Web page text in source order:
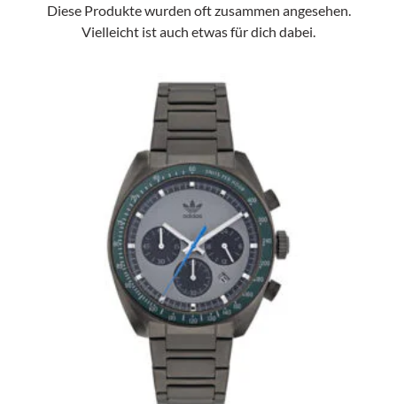
Diese Produkte wurden oft zusammen angesehen.
Vielleicht ist auch etwas für dich dabei.